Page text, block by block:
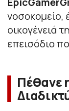
νοσοκομείο,
οικογένειά
επεισόδιο
Πέθανε